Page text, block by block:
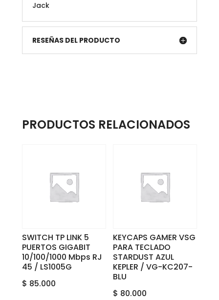
Jack
RESEÑAS DEL PRODUCTO
PRODUCTOS RELACIONADOS
SWITCH TP LINK 5
PUERTOS GIGABIT
10/100/1000 Mbps RJ
45 / LS1005G
$ 85.000
KEYCAPS GAMER VSG
PARA TECLADO
STARDUST AZUL
KEPLER / VG-KC207-
BLU
$ 80.000